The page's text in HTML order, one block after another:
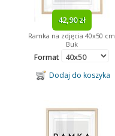
42,90 zł
Ramka na zdjęcia 40x50 cm
Buk
Format
Dodaj do koszyka